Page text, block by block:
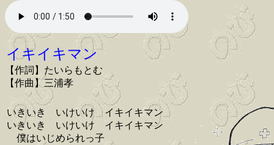
イキイキマン
【作詞】たいらもとむ
【作曲】三浦孝
いきいき いけいけ イキイキマン
いきいき いけいけ イキイキマン
僕はいじめられっ子